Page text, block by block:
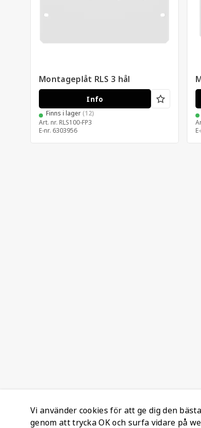
Montageplåt RLS 3 hål
Info
Finns i lager (12)
Art. nr. RLS100-FP3
E-nr. 6303956
Vi använder cookies för att ge dig den
genom att trycka OK och surfa vidare på